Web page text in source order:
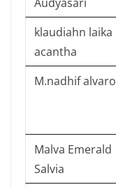
klaudiahn laika
acantha
M.nadhif alvaro
Malva Emerald
Salvia